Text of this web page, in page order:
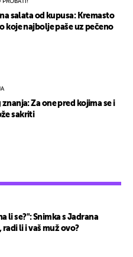
li se?": Snimka s Jadrana
li i vaš muž ovo?
PROBATI!
salata od kupusa: Kremasto
koje najbolje paše uz pečeno
znanja: Za one pred kojima se i
sakriti